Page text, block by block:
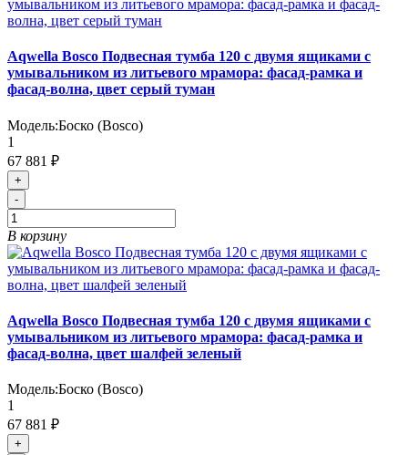
Aqwella Bosco Подвесная тумба 120 с двумя ящиками с
умывальником из литьевого мрамора: фасад-рамка и
фасад-волна, цвет серый туман
Модель:Боско (Bosco)
1
67 881 ₽
+
-
В корзину
Aqwella Bosco Подвесная тумба 120 с двумя ящиками с
умывальником из литьевого мрамора: фасад-рамка и
фасад-волна, цвет шалфей зеленый
Модель:Боско (Bosco)
1
67 881 ₽
+